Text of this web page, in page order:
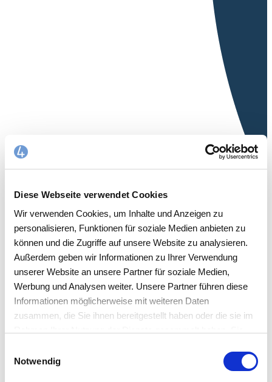
Diese Webseite verwendet Cookies
Wir verwenden Cookies, um Inhalte und Anzeigen zu
personalisieren, Funktionen für soziale Medien anbieten zu
können und die Zugriffe auf unsere Website zu analysieren.
Außerdem geben wir Informationen zu Ihrer Verwendung
unserer Website an unsere Partner für soziale Medien,
Werbung und Analysen weiter. Unsere Partner führen diese
Informationen möglicherweise mit weiteren Daten
zusammen, die Sie ihnen bereitgestellt haben oder die sie im
Datenschutzerklärung
Notwendig